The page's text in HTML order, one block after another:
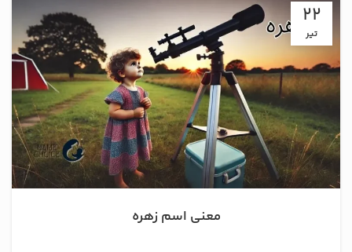
22
تیر
معنی اسم زهره